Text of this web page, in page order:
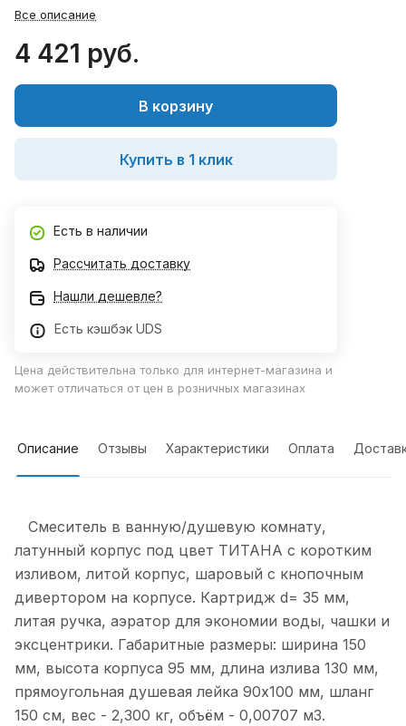
Все описание
4 421 руб.
В корзину
Купить в 1 клик
Есть в наличии
Рассчитать доставку
Нашли дешевле?
Есть кэшбэк UDS
Цена действительна только для интернет-магазина и
может отличаться от цен в розничных магазинах
Описание Отзывы Характеристики Оплата
Смеситель в ванную/душевую комнату,
латунный корпус под цвет ТИТАНА с коротким
изливом, литой корпус, шаровый с кнопочным
дивертором на корпусе. Картридж d= 35 мм,
литая ручка, аэратор для экономии воды, чашки и
эксцентрики. Габаритные размеры: ширина 150
мм, высота корпуса 95 мм, длина излива 130 мм,
прямоугольная душевая лейка 90x100 мм, шланг
150 см, вес - 2,300 кг, объём - 0,00707 м3.